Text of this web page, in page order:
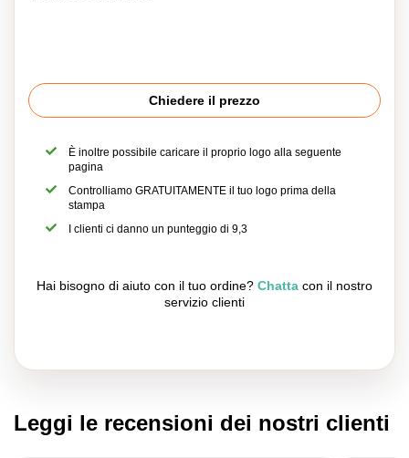
Chiedere il prezzo
È inoltre possibile caricare il proprio logo alla seguente
pagina
Controlliamo GRATUITAMENTE il tuo logo prima della
stampa
I clienti ci danno un punteggio di 9,3
Hai bisogno di aiuto con il tuo ordine? Chatta con il nostro
servizio clienti
Leggi le recensioni dei nostri clienti